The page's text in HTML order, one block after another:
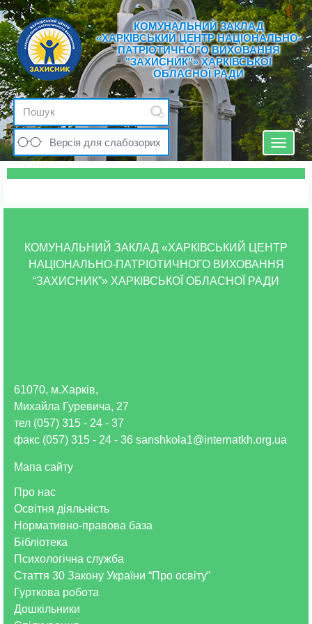
КОМУНАЛЬНИЙ ЗАКЛАД
«ХАРКІВСЬКИЙ ЦЕНТР НАЦІОНАЛЬНО-
ПАТРІОТИЧНОГО ВИХОВАННЯ
"ЗАХИСНИК"» ХАРКІВСЬКОЇ
ОБЛАСНОЇ РАДИ
Версія для слабозорих
Toggle
КОМУНАЛЬНИЙ ЗАКЛАД «ХАРКІВСЬКИЙ ЦЕНТР
НАЦІОНАЛЬНО-ПАТРІОТИЧНОГО ВИХОВАННЯ
“ЗАХИСНИК”» ХАРКІВСЬКОЇ ОБЛАСНОЇ РАДИ
Про нас
Освітня діяльність
Нормативно-правова база
Бібліотека
Психологічна служба
Стаття 30 Закону України “Про освіту”
Гурткова робота
Дошкільники
61070, м.Харків,
Михайла Гуревича, 27
тел (057) 315 - 24 - 37
факс (057) 315 - 24 - 36 sanshkola1@internatkh.org.ua
Мапа сайту